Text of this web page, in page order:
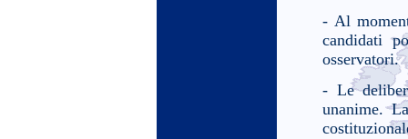
- Al
candidati
osservatori.
- Le
unanime.